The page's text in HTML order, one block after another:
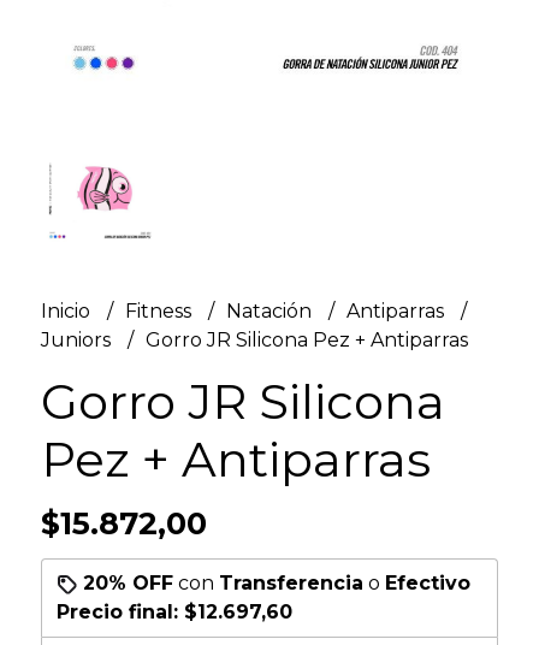
Inicio Fitness Natación
Antiparras
Juniors
Gorro JR Silicona Pez + Antiparras
Gorro JR Silicona
Pez + Antiparras
$15.872,00
20% OFFcon Transferencia o Efectivo
Precio final: $12.697,60